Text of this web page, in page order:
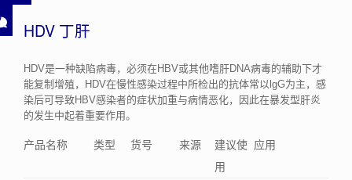
HDV 丁肝
HDV是一种缺陷病毒，必须在HBV或其他嗜肝DNA病毒的辅助下才
能复制增殖，HDV在慢性感染过程中所检出的抗体常以lgG为主，感
染后可导致HBV感染者的症状加重与病情恶化，因此在暴发型肝炎
的发生中起着重要作用。
产品名称 类型 货号 来源
建议使
用
应用